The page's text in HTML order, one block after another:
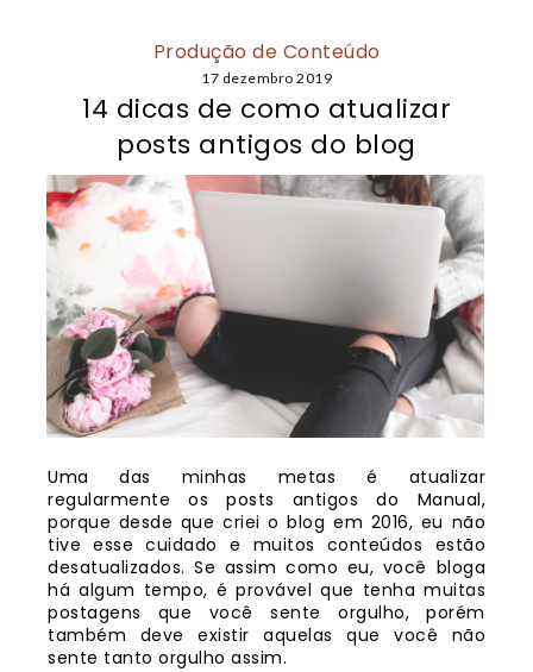
Produção de Conteúdo
17 dezembro 2019
14 dicas de como atualizar
posts antigos do blog
Uma das minhas metas é atualizar
regularmente os posts antigos do Manual,
porque desde que criei o blog em 2016, eu não
tive esse cuidado e muitos conteúdos estão
desatualizados. Se assim como eu, você bloga
há algum tempo, é provável que tenha muitas
postagens que você sente orgulho, porém
também deve existir aquelas que você não
sente tanto orgulho assim.